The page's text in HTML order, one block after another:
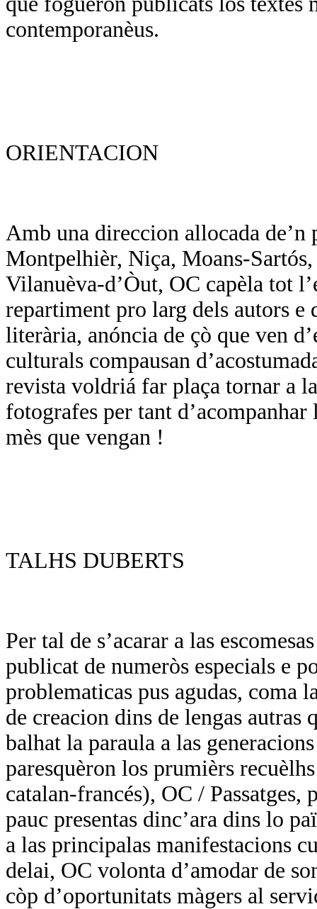
contemporanèus.
ORIENTACION
Amb una direccion allocada
Montpelhièr, Niça, Moans-
Vilanuèva-d’Òut, OC capèla tot
repartiment pro larg dels autors e
literària, anóncia de çò que ven
culturals compausan
revista voldriá far plaça tornar a
fotografes per tant
mès que vengan !
TALHS DUBERTS
Per tal de s’acarar a las
publicat de numeròs especials e
problematicas pus agudas, coma
de creacion dins de lengas autras
balhat la paraula a las
paresquèron los prumièrs
catalan-francés), OC / Passatges,
pauc presentas dinc’ara dins lo
a las principalas manifestacions
delai, OC volonta d’amodar de
còp d’oportunitats màgers al